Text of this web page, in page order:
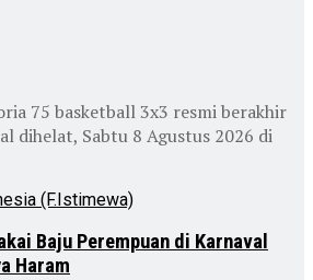
75 basketball 3x3 resmi berakhir
dihelat, Sabtu 8 Agustus 2026 di
Baju Perempuan di Karnaval
Haram